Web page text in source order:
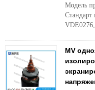
Модель
Стандарт
MV